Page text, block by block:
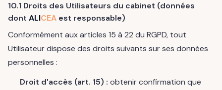
10.1 Droits des Utilisateurs du cabinet (données
dont ALICEA est responsable)
Conformément aux articles 15 à 22 du RGPD, tout
Utilisateur dispose des droits suivants sur ses données
personnelles :
Droit d'accès (art. 15) : obtenir confirmation que